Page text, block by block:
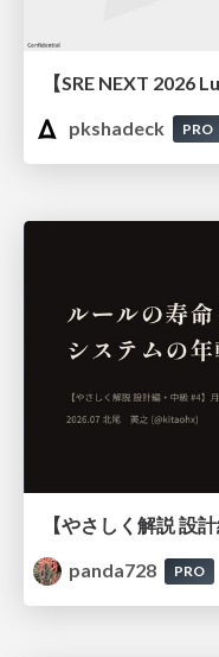
pkshadeck
PRO
panda728
PRO